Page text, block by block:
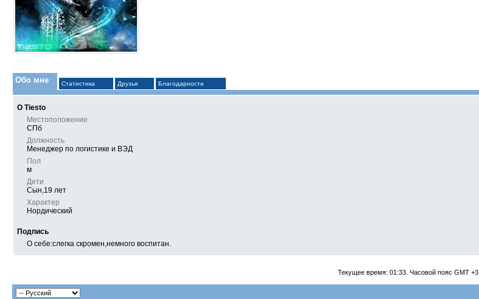
Обо мне Статистика Друзья Благодарности
О Tiesto
Местоположение
СПб
Должность
Менеджер по логистике и ВЭД
Пол
м
Дети
Сын,19 лет
Характер
Нордический
Подпись
О себе:слегка скромен,немного воспитан.
Текущее время: 01:33 . Часовой пояс GMT +3.